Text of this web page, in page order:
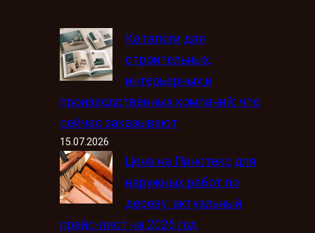
Каталоги для
строительных,
интерьерных и
производственных компаний: что
сейчас заказывают
15.07.2026
Цена на Пинотекс для
наружных работ по
дереву: актуальный
прайс-лист на 2026 год